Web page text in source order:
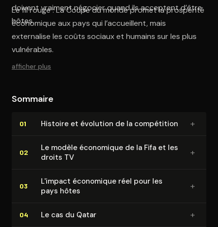
doivent vraiment négocier quand ils acceptent d’être
hôtes.
Le fil rouge : La Coupe du monde promet la prospérité
économique aux pays qui l’accueillent, mais
externalise les coûts sociaux et humains sur les plus
vulnérables.
afficher plus
Sommaire
01 Histoire et évolution de la compétition +
02
Le modèle économique de la Fifa et les
droits TV
+
03
L'impact économique réel pour les
pays hôtes
+
04 Le cas du Qatar +